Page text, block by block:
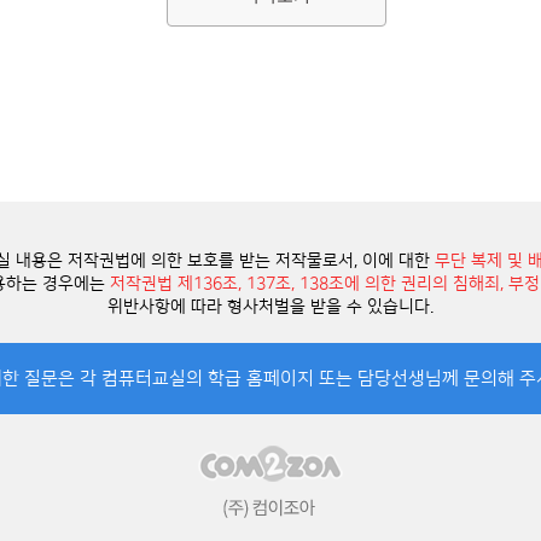
내용은 저작권법에 의한 보호를 받는 저작물로서, 이에 대한 무단 복제 및
하는 경우에는 저작권법 제136조, 137조, 138조에 의한 권리의 침해죄, 부
위반사항에 따라 형사처벌을 받을 수 있습니다.
질문은 각 컴퓨터교실의 학급 홈페이지 또는 담당선생님께 문의해